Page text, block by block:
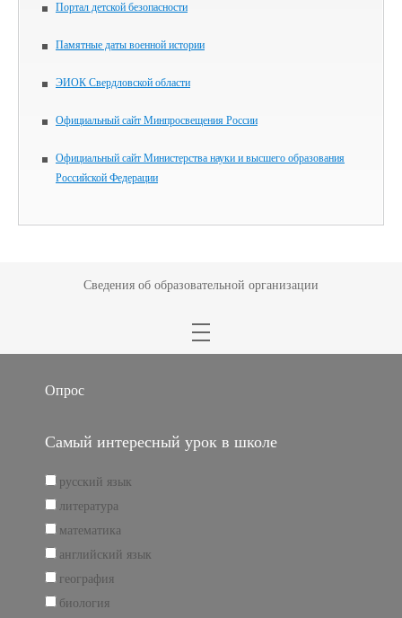
Портал детской безопасности
Памятные даты военной истории
ЭИОК Свердловской области
Официальный сайт Минпросвещения России
Официальный сайт Министерства науки и высшего образования
Российской Федерации
Сведения об образовательной организации
Опрос
Самый интересный урок в школе
русский язык
литература
математика
английский язык
география
биология